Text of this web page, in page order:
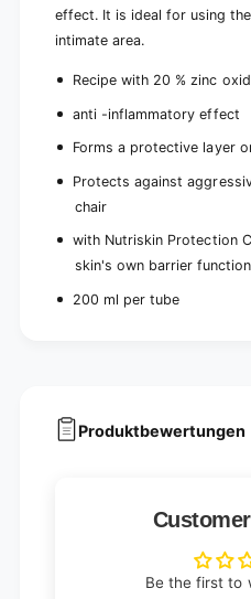
i
e
e
1
p
i
c
e
effect. It is ideal for using
intimate area.
Recipe with 20 % zinc
anti -inflammatory effect
Forms a protective layer
Protects against
chair
with Nutriskin Protection
skin's own barrier
200 ml per tube
Produktbewertungen
Be the first to